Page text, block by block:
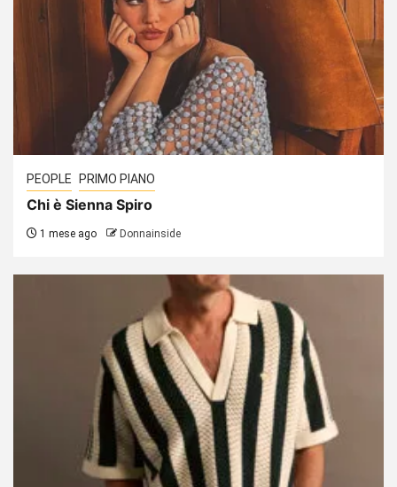
PEOPLE PRIMO PIANO
Chi è Sienna Spiro
1 mese ago Donnainside